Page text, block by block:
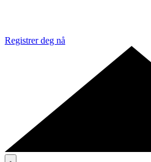
Registrer deg nå